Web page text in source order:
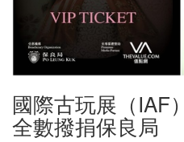
國際古玩展（
全數撥捐保良局